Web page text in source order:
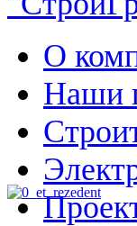
О
Наши